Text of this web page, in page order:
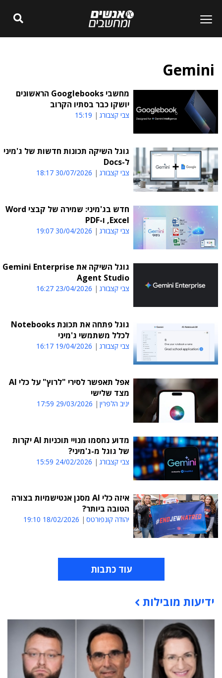
Gemini
מחשבי Googlebooks הראשונים
יושקו כבר בסתיו הקרוב
צבי קצבורג 15:19
גוגל השיקה תכונות חדשות של ג'מיני
ל-Docs
צבי קצבורג 30/07/2026 18:17
חדש בג'מיני: שמירה של קבצי Word
,Excel ו-PDF
צבי קצבורג 30/04/2026 19:07
גוגל השיקה את Gemini Enterprise
Agent Studio
צבי קצבורג 23/04/2026 16:27
גוגל פתחה את תכונת Notebooks
לכלל משתמשי ג'מיני
צבי קצבורג 19/04/2026 16:17
אפל תאפשר לסירי "לרוץ" על כלי AI
מצד שלישי
יניב הלפרין 29/03/2026 17:59
מדוע נחסמו מנויי תוכניות AI יקרות
של גוגל מ-ג'מיני?
צבי קצבורג 24/02/2026 15:59
איזה כלי AI מסנן אנטישמיות בצורה
הטובה ביותר?
יהודה קונפורטס 18/02/2026 19:10
עוד כתבות
תוכן פרסומי
ידיעות מובילות